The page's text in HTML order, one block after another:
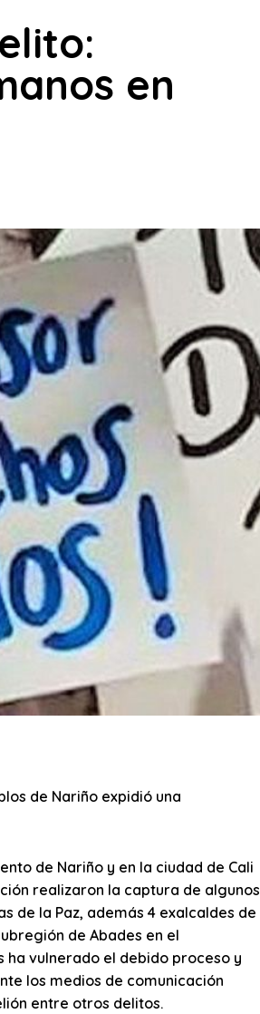
en
de Nariño expidió una
de Nariño y en la ciudad de Cali
realizaron la captura de algunos
de la Paz, además 4 exalcaldes de
de Abades en el
ha vulnerado el debido proceso y
los medios de comunicación
entre otros delitos.